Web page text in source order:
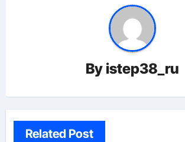
By istep38_ru
Related Post